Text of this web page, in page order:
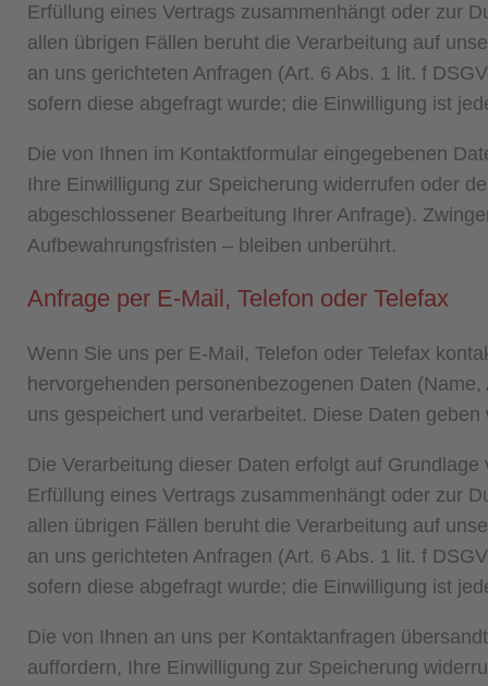
Erfüllung eines Vertrags zusammenhängt oder zur
allen übrigen Fällen beruht die Verarbeitung auf
an uns gerichteten Anfragen (Art. 6 Abs. 1 lit. f
sofern diese abgefragt wurde; die Einwilligung ist
Die von Ihnen im Kontaktformular eingegebenen
Ihre Einwilligung zur Speicherung widerrufen oder
abgeschlossener Bearbeitung Ihrer Anfrage).
Aufbewahrungsfristen – bleiben unberührt.
Anfrage per E-Mail, Telefon oder Telefax
Wenn Sie uns per E-Mail, Telefon oder Telefax
hervorgehenden personenbezogenen Daten
uns gespeichert und verarbeitet. Diese Daten
Die Verarbeitung dieser Daten erfolgt auf
Erfüllung eines Vertrags zusammenhängt oder zur
allen übrigen Fällen beruht die Verarbeitung auf
an uns gerichteten Anfragen (Art. 6 Abs. 1 lit. f
sofern diese abgefragt wurde; die Einwilligung ist
Die von Ihnen an uns per Kontaktanfragen
auffordern, Ihre Einwilligung zur Speicherung